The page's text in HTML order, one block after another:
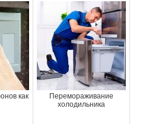
как
Перемораживание
холодильника